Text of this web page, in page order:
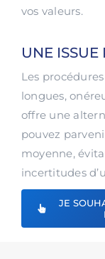
vos valeurs.
UNE
Les
longues,
offre une
pouvez
moyenne,
incertitudes
JE